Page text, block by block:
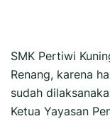
SMK Pertiwi
Renang, karena
sudah
Ketua Yayasan